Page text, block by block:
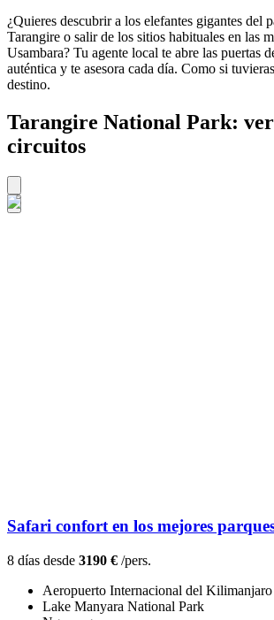
¿Quieres descubrir a los elefantes gigantes del
Tarangire o salir de los sitios habituales en las
Usambara? Tu agente local te abre las puertas
auténtica y te asesora cada día. Como si
destino.
Tarangire National Park:
circuitos
Safari confort en los mejores
8 días desde 3190 € /pers.
Aeropuerto Internacional del Kilimanjaro
Lake Manyara National Park